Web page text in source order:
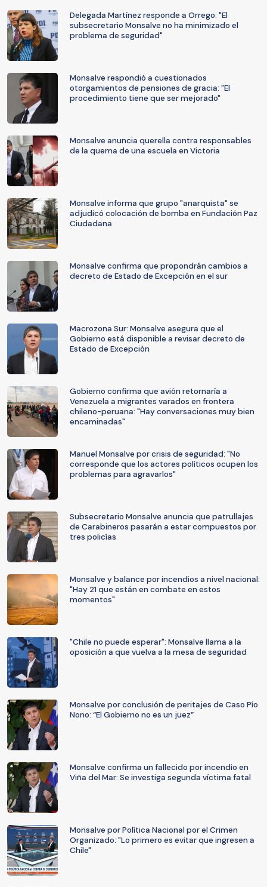
Delegada Martínez responde a Orrego: "El
subsecretario Monsalve no ha minimizado el
problema de seguridad"
Monsalve respondió a cuestionados
otorgamientos de pensiones de gracia: "El
procedimiento tiene que ser mejorado"
Monsalve anuncia querella contra responsables
de la quema de una escuela en Victoria
Monsalve informa que grupo "anarquista" se
adjudicó colocación de bomba en Fundación Paz
Ciudadana
Monsalve confirma que propondrán cambios a
decreto de Estado de Excepción en el sur
Macrozona Sur: Monsalve asegura que el
Gobierno está disponible a revisar decreto de
Estado de Excepción
Gobierno confirma que avión retornaría a
Venezuela a migrantes varados en frontera
chileno-peruana: "Hay conversaciones muy bien
encaminadas"
Manuel Monsalve por crisis de seguridad: "No
corresponde que los actores políticos ocupen los
problemas para agravarlos"
Subsecretario Monsalve anuncia que patrullajes
de Carabineros pasarán a estar compuestos por
tres policías
Monsalve y balance por incendios a nivel nacional:
"Hay 21 que están en combate en estos
momentos"
"Chile no puede esperar": Monsalve llama a la
oposición a que vuelva a la mesa de seguridad
Monsalve por conclusión de peritajes de Caso Pío
Nono: “El Gobierno no es un juez”
Monsalve confirma un fallecido por incendio en
Viña del Mar: Se investiga segunda víctima fatal
Monsalve por Política Nacional por el Crimen
Organizado: "Lo primero es evitar que ingresen a
Chile"